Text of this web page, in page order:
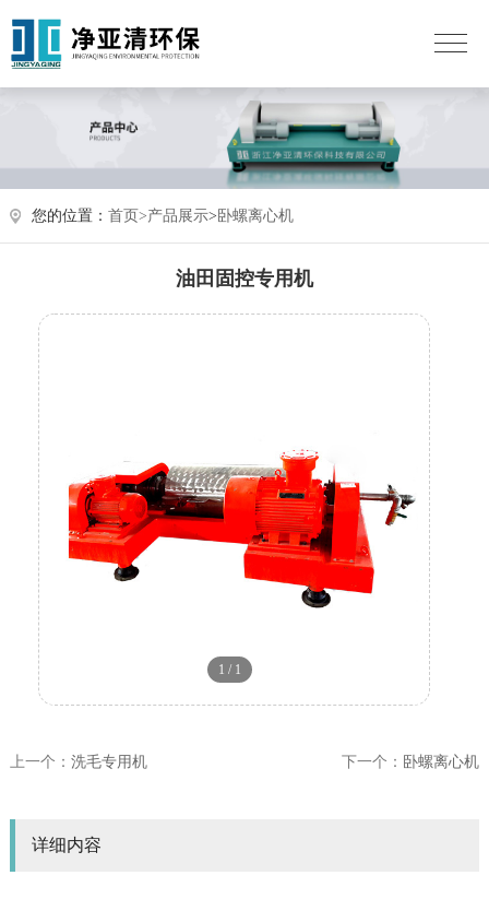
您的位置： 首页>产品展示> 卧螺离心机
油田固控专用机
1 / 1
上一个： 洗毛专用机 下一个： 卧螺离心机
详细内容